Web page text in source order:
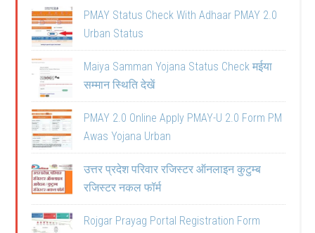
PMAY Status Check With Adhaar PMAY 2.0
Urban Status
Maiya Samman Yojana Status Check मईया
सम्मान स्थिति देखें
PMAY 2.0 Online Apply PMAY-U 2.0 Form PM
Awas Yojana Urban
उत्तर प्रदेश परिवार रजिस्टर ऑनलाइन कुटुम्ब
रजिस्टर नकल फॉर्म
Rojgar Prayag Portal Registration Form